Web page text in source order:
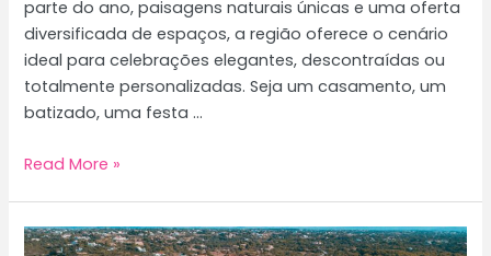
parte do ano, paisagens naturais únicas e uma oferta
diversificada de espaços, a região oferece o cenário
ideal para celebrações elegantes, descontraídas ou
totalmente personalizadas. Seja um casamento, um
batizado, uma festa …
Como
com
Read More »